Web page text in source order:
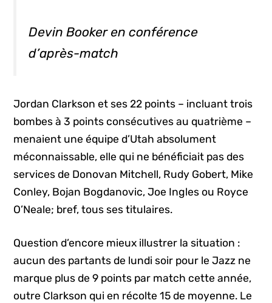
Devin Booker en conférence
d’après-match
Jordan Clarkson et ses 22 points – incluant trois
bombes à 3 points consécutives au quatrième –
menaient une équipe d’Utah absolument
méconnaissable, elle qui ne bénéficiait pas des
services de Donovan Mitchell, Rudy Gobert, Mike
Conley, Bojan Bogdanovic, Joe Ingles ou Royce
O’Neale; bref, tous ses titulaires.
Question d’encore mieux illustrer la situation :
aucun des partants de lundi soir pour le Jazz ne
marque plus de 9 points par match cette année,
outre Clarkson qui en récolte 15 de moyenne. Le